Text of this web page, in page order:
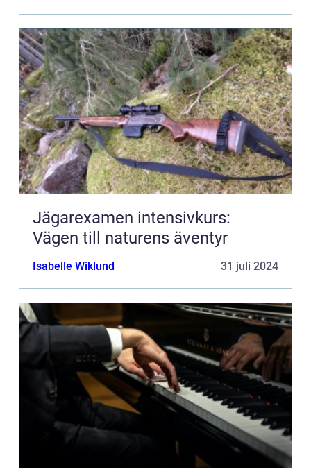
Jägarexamen intensivkurs:
Vägen till naturens äventyr
Isabelle Wiklund 31 juli 2024